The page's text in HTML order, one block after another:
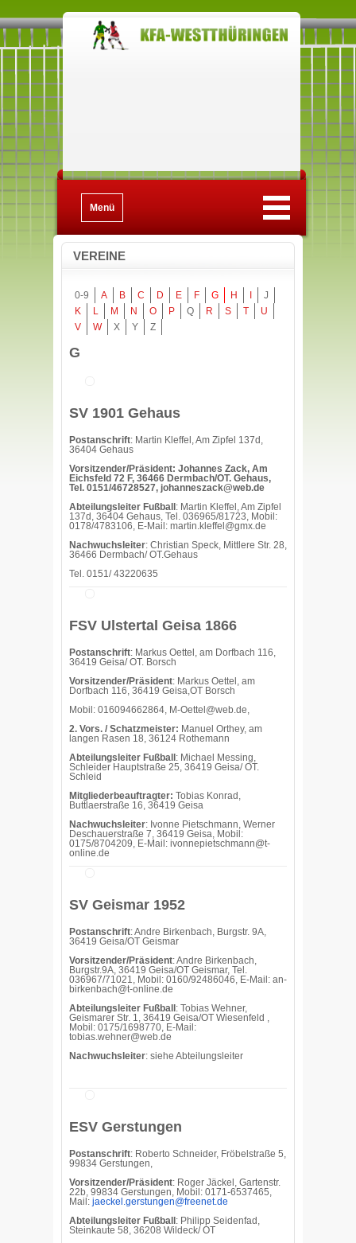
Menü
VEREINE
0-9 A B C D E F G H
J
K
L M N O P Q R S T
U
V
W X Y Z
G
SV 1901 Gehaus
Postanschrift: Martin Kleffel, Am Zipfel 137d,
36404 Gehaus
Vorsitzender/Präsident: Johannes Zack, Am
Eichsfeld 72 F, 36466 Dermbach/OT. Gehaus,
Tel. 0151/46728527, johanneszack@web.de
Abteilungsleiter Fußball : Martin Kleffel, Am Zipfel
137d, 36404 Gehaus, Tel. 036965/81723, Mobil:
0178/4783106, E-Mail: martin.kleffel@gmx.de
Nachwuchsleiter: Christian Speck, Mittlere Str. 28,
36466 Dermbach/ OT.Gehaus
Tel. 0151/ 43220635
FSV Ulstertal Geisa 1866
Postanschrift: Markus Oettel, am Dorfbach 116,
36419 Geisa/ OT. Borsch
Vorsitzender/Präsident: Markus Oettel, am
Dorfbach 116, 36419 Geisa,OT Borsch
Mobil: 016094662864, M-Oettel@web.de,
2. Vors. / Schatzmeister: Manuel Orthey, am
langen Rasen 18, 36124 Rothemann
Abteilungsleiter Fußball : Michael Messing,
Schleider Hauptstraße 25, 36419 Geisa/ OT.
Schleid
Mitgliederbeauftragter: Tobias Konrad,
Buttlaerstraße 16, 36419 Geisa
Nachwuchsleiter: Ivonne Pietschmann, Werner
Deschauerstraße 7, 36419 Geisa, Mobil:
0175/8704209, E-Mail: ivonnepietschmann@t-
online.de
SV Geismar 1952
Postanschrift: Andre Birkenbach, Burgstr. 9A,
36419 Geisa/OT Geismar
Vorsitzender/Präsident: Andre Birkenbach,
Burgstr.9A, 36419 Geisa/OT Geismar, Tel.
036967/71021, Mobil: 0160/92486046, E-Mail: an-
birkenbach@t-online.de
Abteilungsleiter Fußball : Tobias Wehner,
Geismarer Str. 1, 36419 Geisa/OT Wiesenfeld ,
Mobil: 0175/1698770, E-Mail:
tobias.wehner@web.de
Nachwuchsleiter: siehe Abteilungsleiter
ESV Gerstungen
Postanschrift: Roberto Schneider, Fröbelstraße 5,
99834 Gerstungen,
Vorsitzender/Präsident: Roger Jäckel, Gartenstr.
22b, 99834 Gerstungen, Mobil: 0171-6537465,
Mail: jaeckel.gerstungen@freenet.de
Abteilungsleiter Fußball : Philipp Seidenfad,
Steinkaute 58, 36208 Wildeck/ OT